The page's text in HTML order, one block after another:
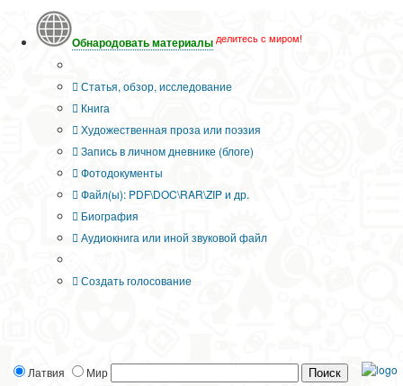
Обнародовать материалы делитесь с миром!
Статья, обзор, исследование
Книга
Художественная проза или поэзия
Запись в личном дневнике (блоге)
Фотодокументы
Файл(ы): PDF\DOC\RAR\ZIP и др.
Биография
Аудиокнига или иной звуковой файл
Создать голосование
Латвия Мир